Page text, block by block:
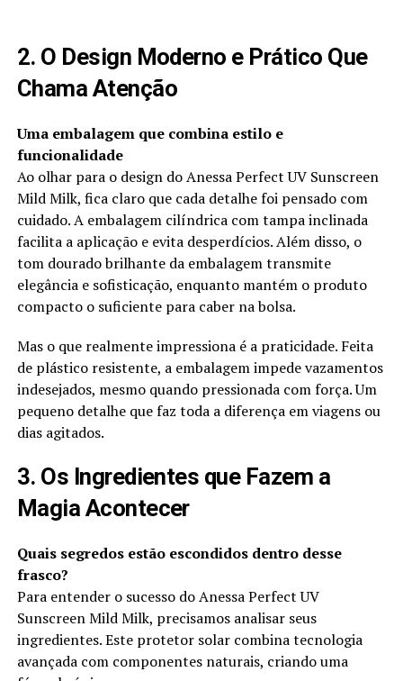
2. O Design Moderno e Prático Que
Chama Atenção
Uma embalagem que combina estilo e
funcionalidade
Ao olhar para o design do Anessa Perfect UV Sunscreen
Mild Milk, fica claro que cada detalhe foi pensado com
cuidado. A embalagem cilíndrica com tampa inclinada
facilita a aplicação e evita desperdícios. Além disso, o
tom dourado brilhante da embalagem transmite
elegância e sofisticação, enquanto mantém o produto
compacto o suficiente para caber na bolsa.
Mas o que realmente impressiona é a praticidade. Feita
de plástico resistente, a embalagem impede vazamentos
indesejados, mesmo quando pressionada com força. Um
pequeno detalhe que faz toda a diferença em viagens ou
dias agitados.
3. Os Ingredientes que Fazem a
Magia Acontecer
Quais segredos estão escondidos dentro desse
frasco?
Para entender o sucesso do Anessa Perfect UV
Sunscreen Mild Milk, precisamos analisar seus
ingredientes. Este protetor solar combina tecnologia
avançada com componentes naturais, criando uma